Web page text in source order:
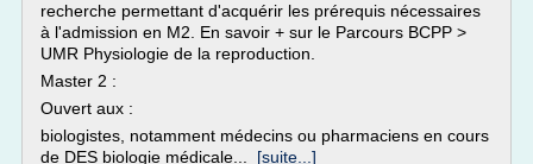
recherche permettant d'acquérir les prérequis nécessaires
à l'admission en M2. En savoir + sur le Parcours BCPP >
UMR Physiologie de la reproduction.
Master 2 :
Ouvert aux :
biologistes, notamment médecins ou pharmaciens en cours
de DES biologie médicale... [suite...]